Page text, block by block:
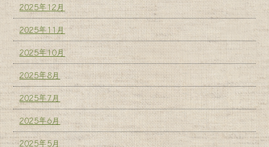
2025年12月
2025年11月
2025年10月
2025年8月
2025年7月
2025年6月
2025年5月